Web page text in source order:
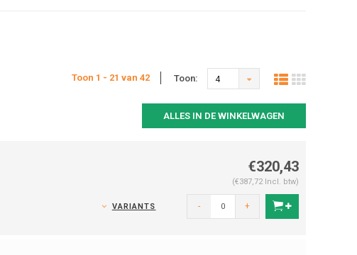
Toon 1 - 21 van 42 Toon: 4
ALLES IN DE WINKELWAGEN
€320,43
(€387,72 Incl. btw)
VARIANTS - +